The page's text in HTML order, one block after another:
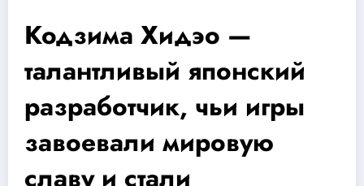
Кодзима Хидэо —
талантливый японский
разработчик, чьи игры
завоевали мировую
славу и стали